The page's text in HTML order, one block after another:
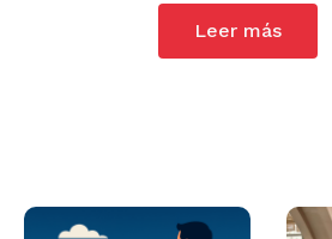
Leer más